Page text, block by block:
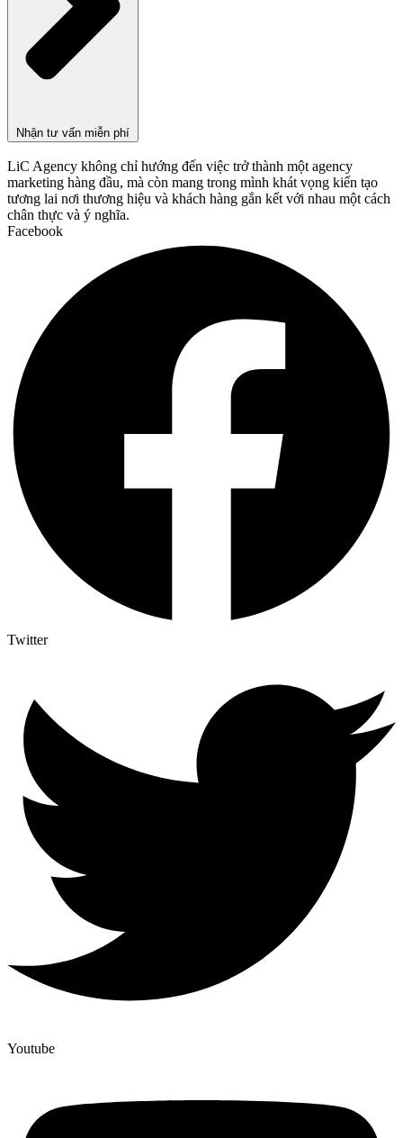
Nhận tư vấn miễn phí
LiC Agency không chỉ hướng đến việc trở thành một agency
marketing hàng đầu, mà còn mang trong mình khát vọng kiến tạo
tương lai nơi thương hiệu và khách hàng gắn kết với nhau một cách
chân thực và ý nghĩa.
Facebook
Twitter
Youtube